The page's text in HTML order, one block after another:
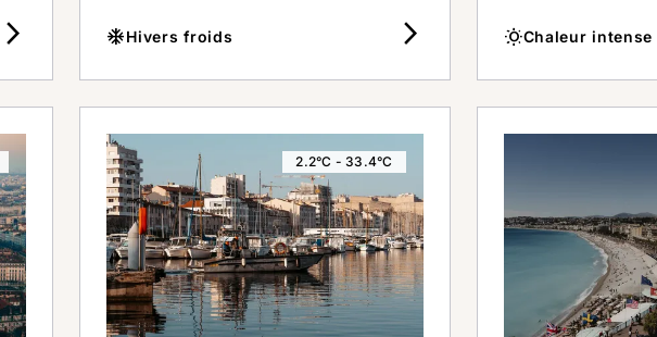
arrow_forward_ios ac_unitHivers froids arrow_forward_ios wb_sunnyChaleur intense
2.2°C - 33.4°C